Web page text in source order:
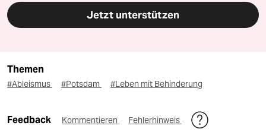
Jetzt unterstützen
Themen
#Ableismus #Potsdam #Leben mit Behinderung
Feedback Kommentieren Fehlerhinweis